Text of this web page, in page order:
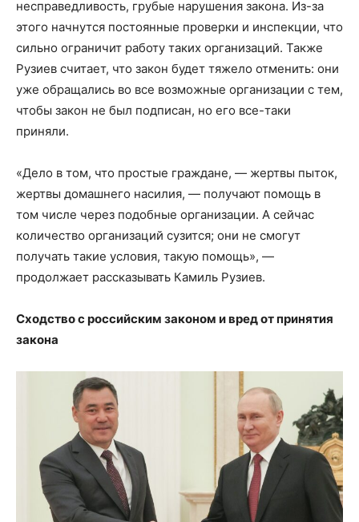
несправедливость, грубые нарушения закона. Из-за
этого начнутся постоянные проверки и инспекции, что
сильно ограничит работу таких организаций. Также
Рузиев считает, что закон будет тяжело отменить: они
уже обращались во все возможные организации с тем,
чтобы закон не был подписан, но его все-таки
приняли.
«Дело в том, что простые граждане, — жертвы пыток,
жертвы домашнего насилия, — получают помощь в
том числе через подобные организации. А сейчас
количество организаций сузится; они не смогут
получать такие условия, такую помощь», —
продолжает рассказывать Камиль Рузиев.
Сходство с российским законом и вред от принятия
закона